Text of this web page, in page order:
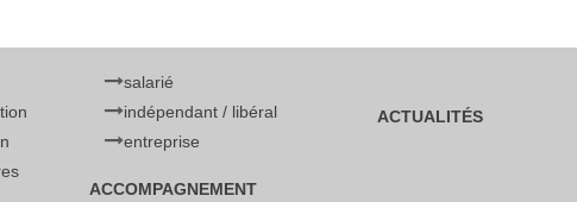
salarié
indépendant / libéral
entreprise
ACCOMPAGNEMENT
ACTUALITÉS